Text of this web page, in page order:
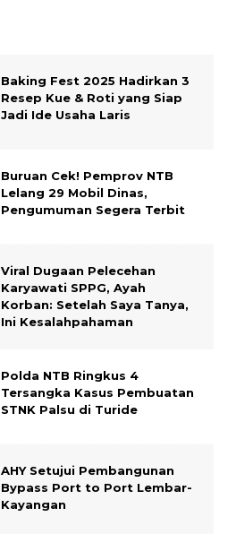
Baking Fest 2025 Hadirkan 3
Resep Kue & Roti yang Siap
Jadi Ide Usaha Laris
Buruan Cek! Pemprov NTB
Lelang 29 Mobil Dinas,
Pengumuman Segera Terbit
Viral Dugaan Pelecehan
Karyawati SPPG, Ayah
Korban: Setelah Saya Tanya,
Ini Kesalahpahaman
Polda NTB Ringkus 4
Tersangka Kasus Pembuatan
STNK Palsu di Turide
AHY Setujui Pembangunan
Bypass Port to Port Lembar-
Kayangan